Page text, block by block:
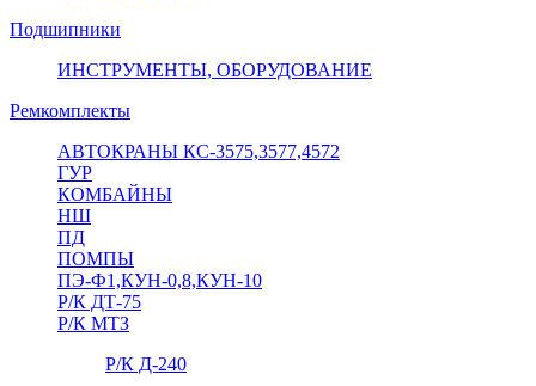
Подшипники
ИНСТРУМЕНТЫ, ОБОРУДОВАНИЕ
Ремкомплекты
АВТОКРАНЫ КС-3575,3577,4572
ГУР
КОМБАЙНЫ
НШ
ПД
ПОМПЫ
ПЭ-Ф1,КУН-0,8,КУН-10
Р/К ДТ-75
Р/К МТЗ
Р/К Д-240